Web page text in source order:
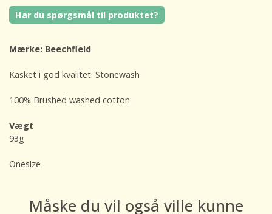
Har du spørgsmål til produktet?
Mærke: Beechfield
Kasket i god kvalitet. Stonewash
100% Brushed washed cotton
Vægt
93g
Onesize
Måske du vil også ville kunne